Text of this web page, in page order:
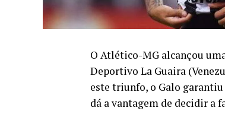
O Atlético-MG alcançou
Deportivo La Guaira
este triunfo, o Galo
dá a vantagem de decidir a